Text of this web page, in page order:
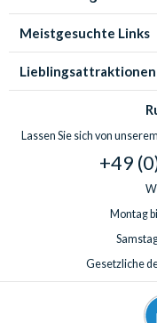
Meistgesuchte Links
Lieblingsattraktionen
Lassen Sie sich von
+49
Montag
Gesetzliche